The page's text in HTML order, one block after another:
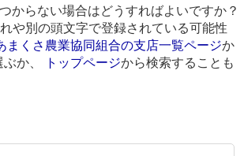
からない場合はどうすればよいですか？
や別の頭文字で登録されている可能性
まくさ農業協同組合の支店一覧ページか
か、
トップページから検索することも